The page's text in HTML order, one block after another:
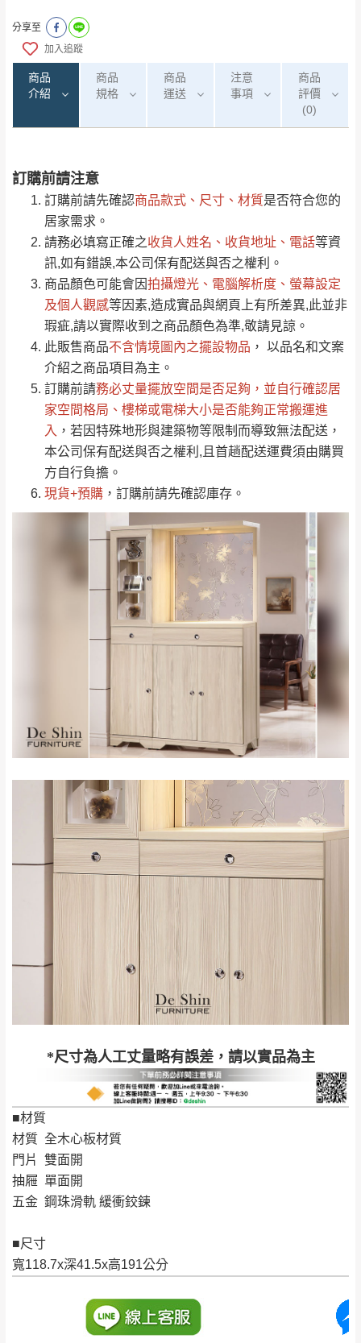
分享至
加入追蹤
商品
介紹
商品
規格
商品
運送
注意
事項
商品
評價
(0)
訂購前請注意
訂購前請先確認商品款式、尺寸、材質是否符合您的
居家需求。
請務必填寫正確之收貨人姓名、收貨地址、電話等資
訊,如有錯誤,本公司保有配送與否之權利。
商品顏色可能會因拍攝燈光、電腦解析度、螢幕設定
及個人觀感等因素,造成實品與網頁上有所差異,此並非
瑕疵,請以實際收到之商品顏色為準,敬請見諒。
此販售商品不含情境圖內之擺設物品 ， 以品名和文案
介紹之商品項目為主。
訂購前請務必丈量擺放空間是否足夠 ，並自行確認居
家空間格局、 樓梯或電梯大小是否能夠正常搬運進
入 ，若因特殊地形與建築物等限制而導致無法配送，
本公司保有配送與否之權利,且首趟配送運費須由購買
方自行負擔。
現貨+預購 ，訂購前請先確認庫存。
*尺寸為人工丈量略有誤差，請以實品為主
■材質
材質 全木心板材質
門片 雙面開
抽屜 單面開
五金 鋼珠滑軌 緩衝鉸鍊
■尺寸
寬118.7x深41.5x高191公分
運 費 說 明
運送地區 運送費用
偏遠地區
（請先線上詢問 LINE
→@dershin ）
桃園
免 運
費
＊A108產品另收運費
復興鄉
新竹
峨眉鄉、五峰鄉、
橫山、北埔鄉、尖
石鄉、寶山鄉山
區、新埔山區、芎
雙溪、貢寮、烏
來、平溪、九份、
石門、林口 下福
里、新店山區、三
峽山區、石碇、坪
林、福隆、淡水山
區、北投湖山路、
深坑山區
基隆
$ 9,000以上：免
$ 9,000以下：
NT$500元
＊A108產品另收運費
基隆山區
$ 9,000以上：免
運費
$ 9,000以下：
NT$500元
＊A108產品另收運費
卓蘭鎮、三灣、通
霄山區、西湖、泰
屋、獅潭鄉
配送天數：5~14天
到貨時間：指定送貨日當天以電話聯絡確認
台北市、新北市地區固定每周(三)、(日)兩天收送貨
暫無配送地區：
雄、屏東、宜蘭、 花蓮、台東、金門、馬祖、澎湖地區
（可於LINE線上詢問 →
加收說明
注意事項：
由於品項繁多，網頁無法及時更新，如有需
要購買商品，請於出發前來電或到「官方
Line客服」來信確認商品是否有「現貨」與
「金額」。
若商品價格或庫存有異常，商家有權取消訂
單。部分網路商品恕無法更改原設計或客製，敬請
見諒！
接單後二日內(不含例假日)，我們客服會與您
電話聯絡或E-Mail通知確認訂單。
（線上客
服 LINE → @dershin）
下單前先詢問是否現貨 ，若未詢問下單後無
現貨我們客服會再來電或E-Mail與您聯絡
（洽詢方式請搜尋 Line ID →
地區恕無法提供運送 (詳見運送規章)。
配送範圍：
苗栗至基隆；其它地區暫不開放，如因特殊
地型限制(山區、鄉、鎮、村)、樓梯太小、無
法搬運上樓等因素，導致無法配送，
本公司
保護物流人員的工作安全，賣家無提供吊掛
服務，若需以吊車或其他的吊掛方式吊運，
費用將由買方自行支付。
因大型傢俱有組裝、配送的問題，並非一般
快速到貨商品，無法指定特定時間送達，司
機當天到貨前皆會再與您通知，讓你不用整
天在家等貨，以節省您的寶貴時間。
由於百貨公司配送較為不易，故暫無法配送
至百貨公司內部。
若您選擇三聯式或索取兩聯式發票，發票將於商品
完成出貨15個工作天另行寄出，另外約加上2~7個
工作天內送達，如遇國定假日將順延寄送。
退換貨說明：
公司客服人員，我們將為您更換新品，運費
皆由本站負責，所有退回及換貨之商品必須
是全新狀態且完整包裝，床墊、床包、枕頭
包裝、廠商紙及所有附隨文件或資料之完整
性)，若未依照上述方式處理，恕無法接受退
貨。
由於透過電腦螢幕選購商品，可能會因個人
退換貨，需自付來回運費及人資成本
訂購前請確認商品尺寸，大型物件因為人工
丈量，難免會有些許誤差值(約正負0.5CM)
0/5 (0)筆
全部 依評論高至低排列
依評論低至高排列 只顯示附上圖片
只顯示附上評論